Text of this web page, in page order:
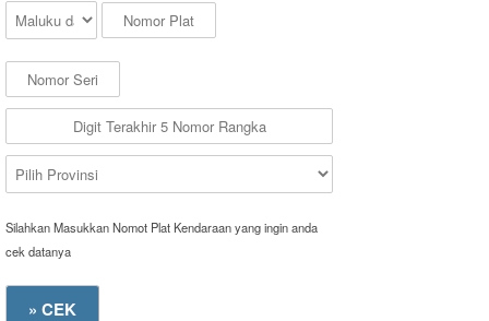
Silahkan Masukkan Nomot Plat Kendaraan yang ingin anda
cek datanya